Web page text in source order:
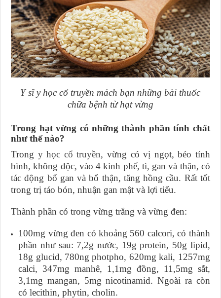
Y sĩ y học cổ truyền mách bạn những bài thuốc
chữa bệnh từ hạt vừng
Trong hạt vừng có những thành phần tính chất
như thế nào?
Trong y học cổ truyền, vừng có vị ngọt, béo tính
bình, không độc, vào 4 kinh phế, tì, gan và thận, có
tác động bổ gan và bổ thận, tăng hồng cầu. Rất tốt
trong trị táo bón, nhuận gan mật và lợi tiểu.
Thành phần có trong vừng trắng và vừng đen:
100mg vừng đen có khoảng 560 calcori, có thành
phần như sau: 7,2g nước, 19g protein, 50g lipid,
18g glucid, 780ng photpho, 620mg kali, 1257mg
calci, 347mg manhê, 1,1mg đồng, 11,5mg sắt,
3,1mg mangan, 5mg nicotinamid. Ngoài ra còn
có lecithin, phytin, cholin.